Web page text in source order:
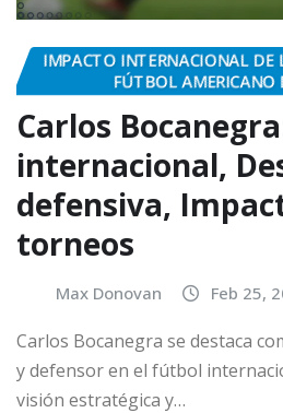
IMPACTO INTERNACIONAL DE
FÚTBOL AMERICANO
Carlos
internacional,
defensiva,
torneos
Max Donovan Feb 25,
Carlos Bocanegra se destaca
y defensor en el fútbol
visión estratégica y…